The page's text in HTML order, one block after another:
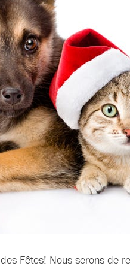
Fêtes! Nous serons de